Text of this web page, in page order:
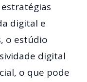
digital e
o estúdio
digital
o que pode